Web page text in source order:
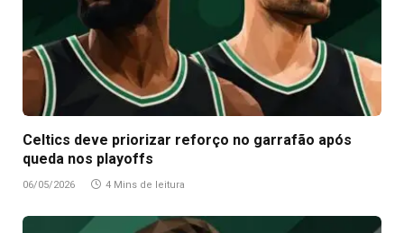
Celtics deve priorizar reforço no garrafão após
queda nos playoffs
06/05/2026 4 Mins de leitura